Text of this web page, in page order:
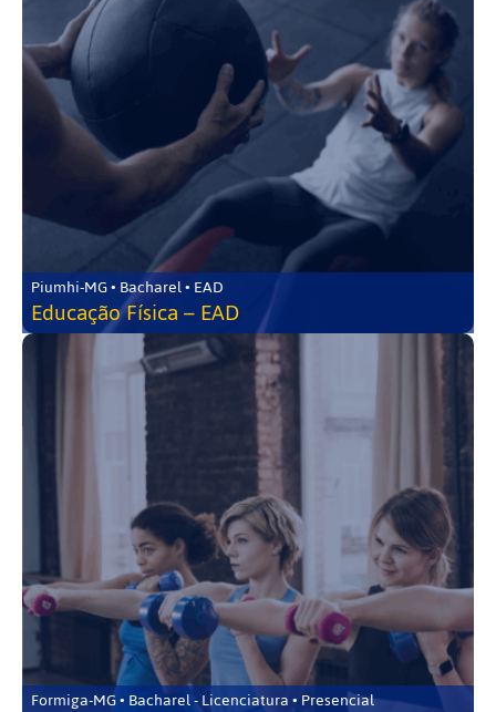
Piumhi-MG • Bacharel • EAD
Educação Física – EAD
Formiga-MG • Bacharel - Licenciatura • Presencial